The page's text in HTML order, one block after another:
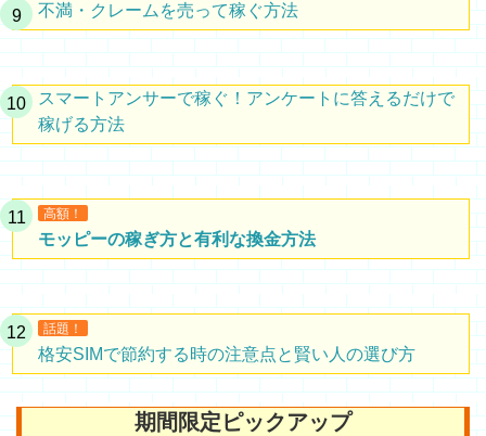
不満・クレームを売って稼ぐ方法
スマートアンサーで稼ぐ！アンケートに答えるだけで
稼げる方法
高額！
モッピーの稼ぎ方と有利な換金方法
話題！
格安SIMで節約する時の注意点と賢い人の選び方
期間限定ピックアップ